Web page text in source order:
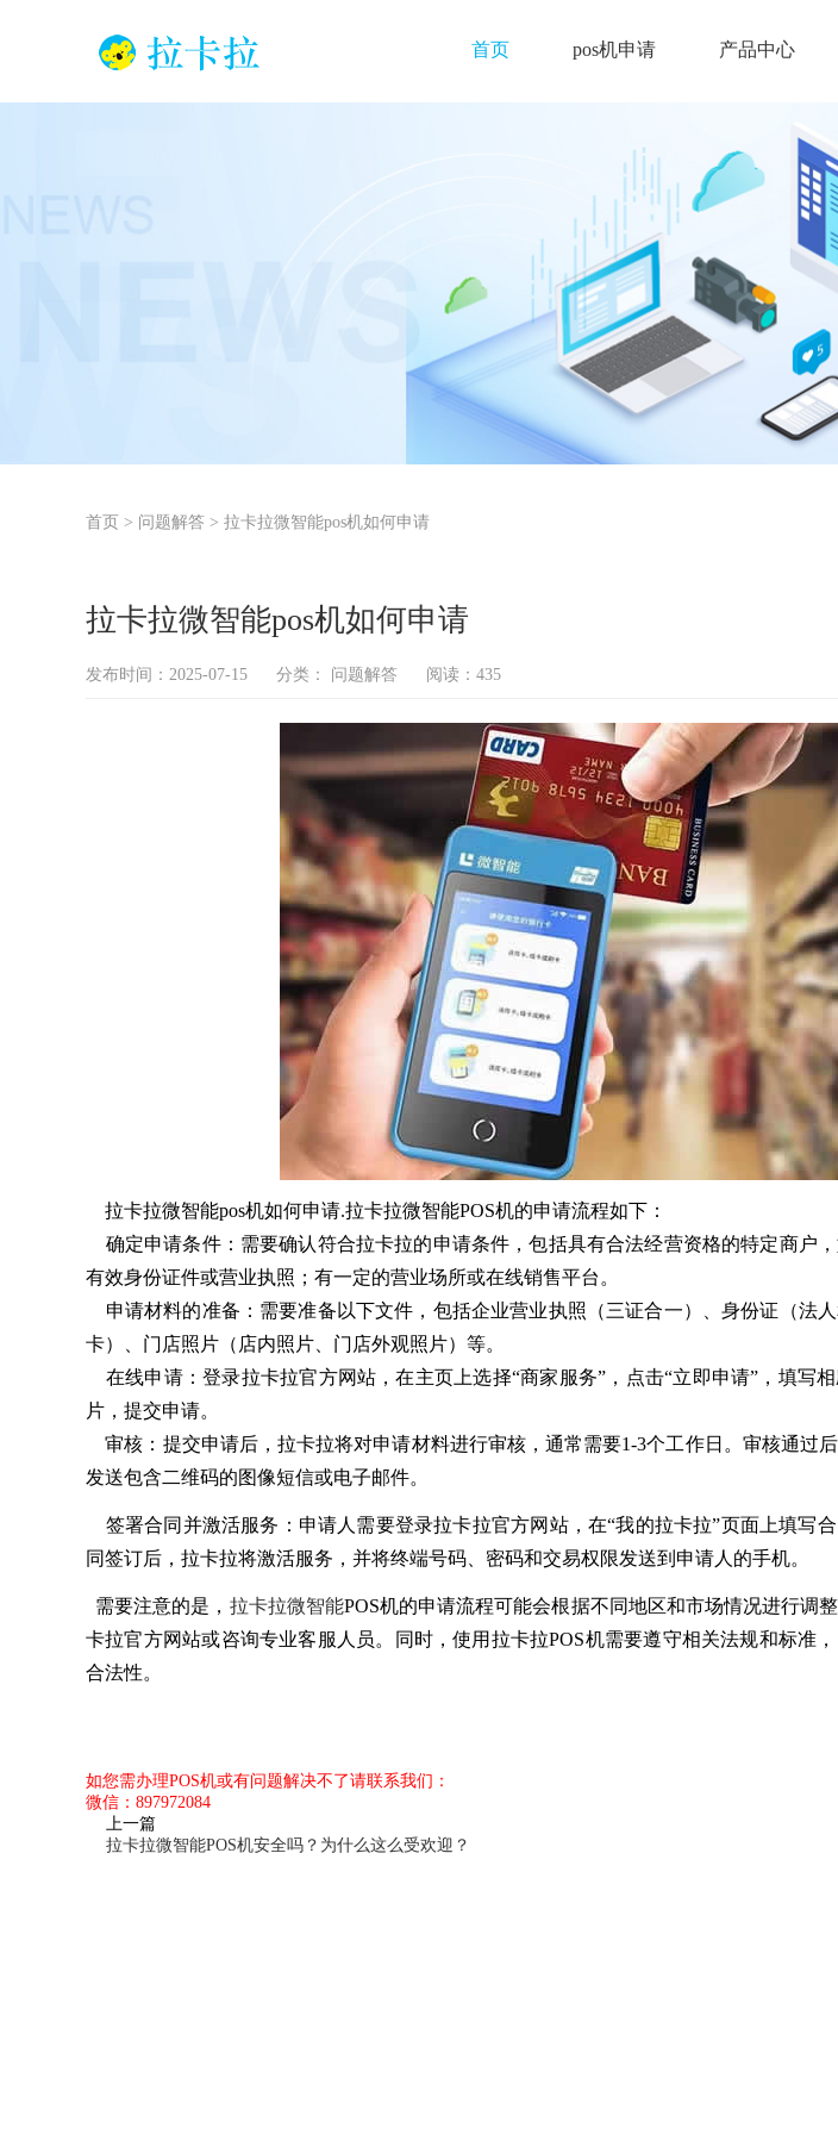
首页 pos机申请 产品中心
首页 > 问题解答 > 拉卡拉微智能pos机如何申请
拉卡拉微智能pos机如何申请
发布时间：2025-07-15 分类： 问题解答 阅读：435
拉卡拉微智能pos机如何申请.拉卡拉微智能POS机的申请流程如下：
确定申请条件：需要确认符合拉卡拉的申请条件，包括具有合法经营资格的特定商户
有效身份证件或营业执照；有一定的营业场所或在线销售平台。
申请材料的准备：需要准备以下文件，包括企业营业执照（三证合一）、身份证（法
卡）、门店照片（店内照片、门店外观照片）等。
在线申请：登录拉卡拉官方网站，在主页上选择“商家服务”，点击“立即申请”，填写
片，提交申请。
审核：提交申请后，拉卡拉将对申请材料进行审核，通常需要1-3个工作日。审核通过
发送包含二维码的图像短信或电子邮件。
签署合同并激活服务：申请人需要登录拉卡拉官方网站，在“我的拉卡拉”页面上填写
同签订后，拉卡拉将激活服务，并将终端号码、密码和交易权限发送到申请人的手机。
需要注意的是， 拉卡拉微智能POS机的申请流程可能会根据不同地区和市场情况进行调
卡拉官方网站或咨询专业客服人员。同时，使用拉卡拉POS机需要遵守相关法规和标准
合法性。
如您需办理POS机或有问题解决不了请联系我们：
微信：897972084
上一篇
拉卡拉微智能POS机安全吗？为什么这么受欢迎？